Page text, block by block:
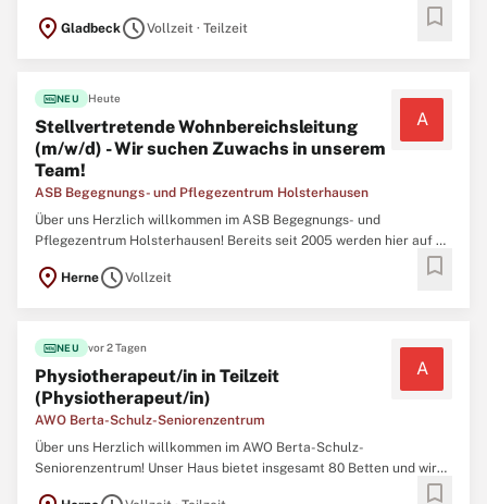
Betreuung. Sie erwägen, sich auf diese Stelle zu bewerben Zögern
Sie nicht, scrollen Sie nach unten und bewerben Sie sich so schnell
location_on GladbeckscheduleVollzeit · Teilzeit bookmark
fiber_newNEU Heute
Stellvertretende Wohnbereichsleitung
(m/w/d) - Wir suchen Zuwachs in unserem
Team!
ASB Begegnungs- und Pflegezentrum Holsterhausen
A
Über uns Herzlich willkommen im ASB Begegnungs- und
Pflegezentrum Holsterhausen! Bereits seit 2005 werden hier auf 4
Wohnbereichen insgesamt 122 pflegebedürftige Menschen betreut
und versorgt. Bewerben Sie sich unten, nachdem Sie alle Details
location_on HernescheduleVollzeit bookmark
fiber_newNEU vor 2 Tagen
Physiotherapeut/in in Teilzeit
(Physiotherapeut/in)
AWO Berta-Schulz-Seniorenzentrum
A
Über uns Herzlich willkommen im AWO Berta-Schulz-
Seniorenzentrum! Unser Haus bietet insgesamt 80 Betten und wird
bookmark